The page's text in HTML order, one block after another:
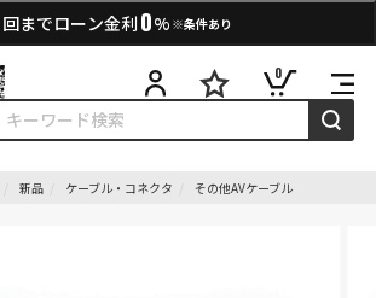
回までローン金利 0% ※条件あり
0
新品 ケーブル・コネクタ その他AVケーブル